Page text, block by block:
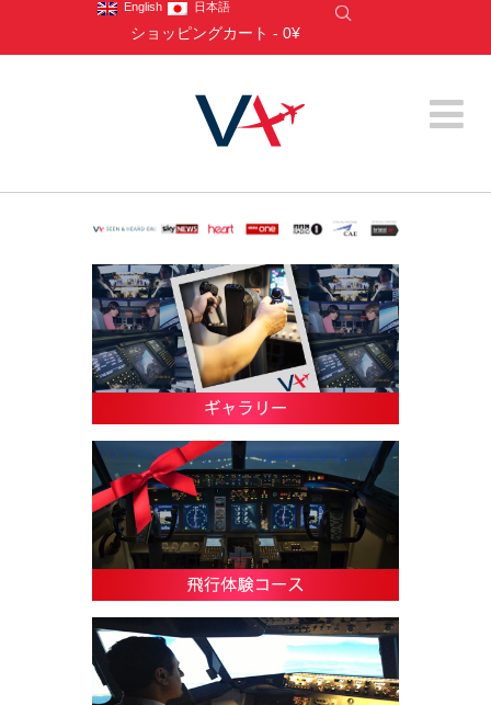
English 日本語
ショッピングカート - 0¥